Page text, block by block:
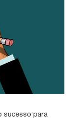
sucesso para